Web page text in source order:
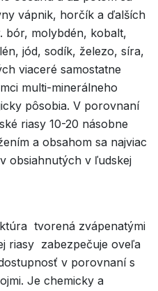
vápnik, horčík a ďalších
bór, molybdén, kobalt,
jód, sodík, železo, síra,
viaceré samostatne
multi-minerálneho
pôsobia. V porovnaní
riasy 10-20 násobne
a obsahom sa najviac
obsiahnutých v ľudskej
tvorená zvápenatými
riasy zabezpečuje oveľa
v porovnaní s
Je chemicky a